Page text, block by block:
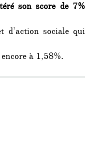
son score de 7%
d’action sociale qui
à 1,58%.
radicaux »